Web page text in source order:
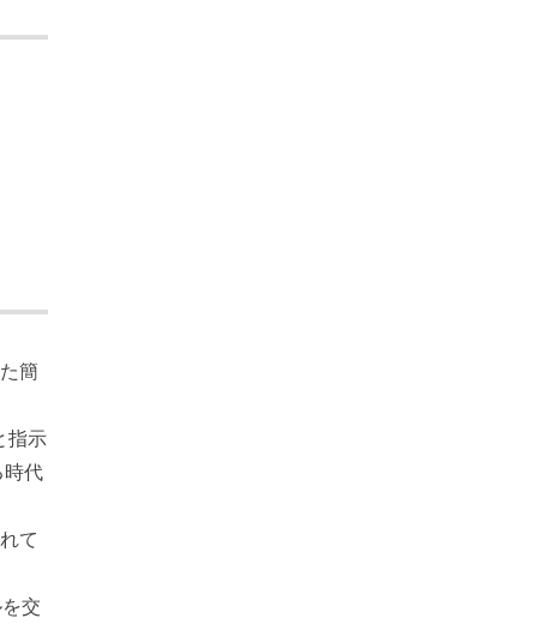
簡
指示
代
て
交